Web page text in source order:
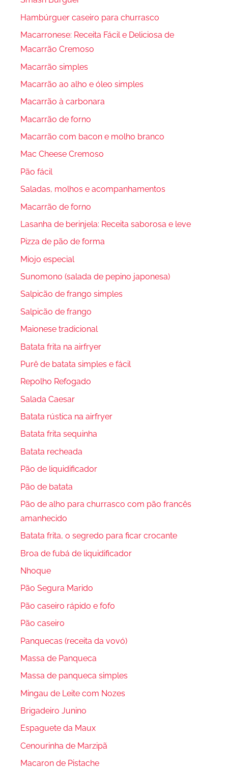
Hambúrguer caseiro para churrasco
Macarronese: Receita Fácil e Deliciosa de
Macarrão Cremoso
Macarrão simples
Macarrão ao alho e óleo simples
Macarrão à carbonara
Macarrão de forno
Macarrão com bacon e molho branco
Mac Cheese Cremoso
Pão fácil
Saladas, molhos e acompanhamentos
Macarrão de forno
Lasanha de berinjela: Receita saborosa e leve
Pizza de pão de forma
Miojo especial
Sunomono (salada de pepino japonesa)
Salpicão de frango simples
Salpicão de frango
Maionese tradicional
Batata frita na airfryer
Purê de batata simples e fácil
Repolho Refogado
Salada Caesar
Batata rústica na airfryer
Batata frita sequinha
Batata recheada
Pão de liquidificador
Pão de batata
Pão de alho para churrasco com pão francês
amanhecido
Batata frita, o segredo para ficar crocante
Broa de fubá de liquidificador
Nhoque
Pão Segura Marido
Pão caseiro rápido e fofo
Pão caseiro
Panquecas (receita da vovó)
Massa de Panqueca
Massa de panqueca simples
Mingau de Leite com Nozes
Brigadeiro Junino
Espaguete da Maux
Cenourinha de Marzipã
Macaron de Pistache